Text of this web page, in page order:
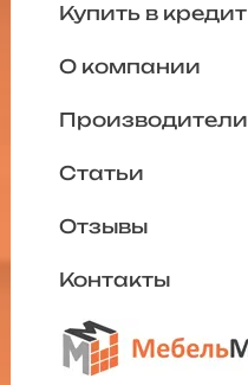
Купить в кредит
О компании
Производители
Статьи
Отзывы
Контакты